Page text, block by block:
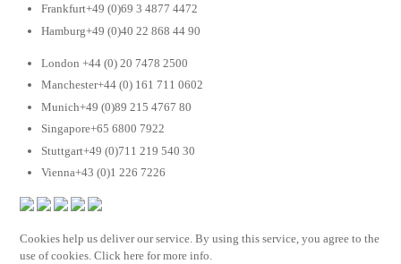
Frankfurt+49 (0)69 3 4877 4472
Hamburg+49 (0)40 22 868 44 90
London +44 (0) 20 7478 2500
Manchester+44 (0) 161 711 0602
Munich+49 (0)89 215 4767 80
Singapore+65 6800 7922
Stuttgart+49 (0)711 219 540 30
Vienna+43 (0)1 226 7226
Cookies help us deliver our service. By using this service, you agree to the
use of cookies. Click here for more info.